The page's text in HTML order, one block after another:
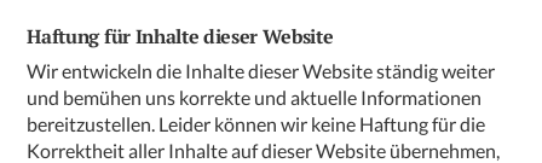
Haftung für Inhalte dieser Website
Wir entwickeln die Inhalte dieser Website ständig weiter
und bemühen uns korrekte und aktuelle Informationen
bereitzustellen. Leider können wir keine Haftung für die
Korrektheit aller Inhalte auf dieser Website übernehmen,